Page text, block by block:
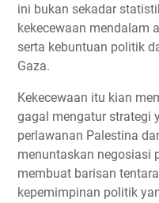
ini bukan sekadar
kekecewaan mendalam
serta kebuntuan politik
Gaza.
Kekecewaan itu kian
gagal mengatur strategi
perlawanan Palestina
menuntaskan negosiasi
membuat barisan
kepemimpinan politik